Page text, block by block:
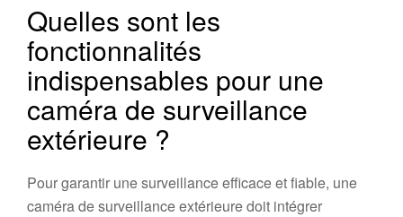
Quelles sont les
fonctionnalités
indispensables pour une
caméra de surveillance
extérieure ?
Pour garantir une surveillance efficace et fiable, une
caméra de surveillance extérieure doit intégrer